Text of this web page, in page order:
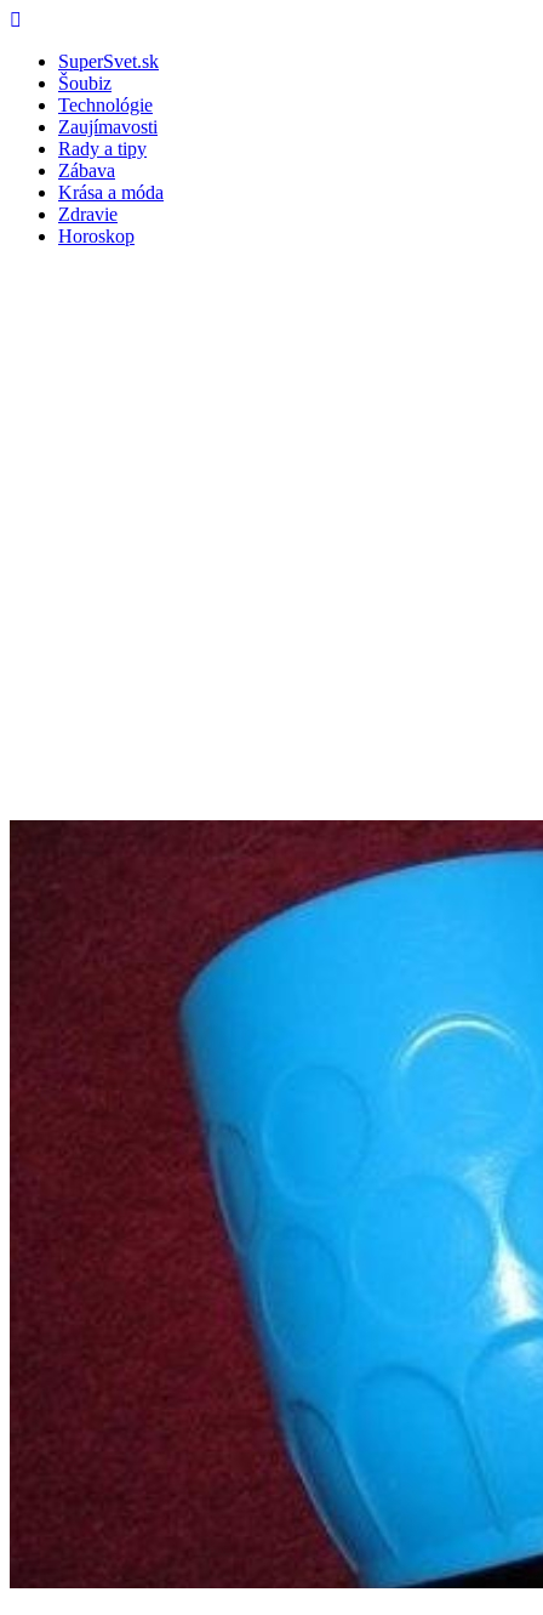
Skip
contentSuperSvet.sk
Šoubiz
Technológie
Zaujímavosti
Rady a tipy
Zábava
Krása a móda
Zdravie
Horoskop